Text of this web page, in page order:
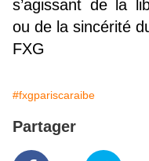
s’agissant de la
ou de la sincérité
FXG
#fxgpariscaraibe
Partager